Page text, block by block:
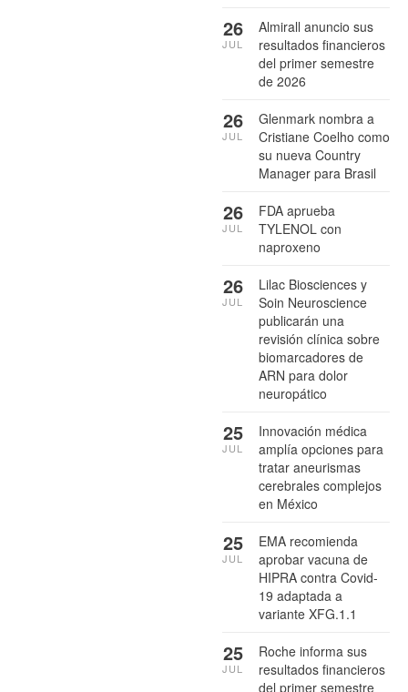
Almirall anuncio sus
resultados financieros
del primer semestre
de 2026
26
JUL
Glenmark nombra a
Cristiane Coelho como
su nueva Country
Manager para Brasil
26
JUL
FDA aprueba
TYLENOL con
naproxeno
26
JUL
Lilac Biosciences y
Soin Neuroscience
publicarán una
revisión clínica sobre
biomarcadores de
ARN para dolor
neuropático
26
JUL
Innovación médica
amplía opciones para
tratar aneurismas
cerebrales complejos
en México
25
JUL
EMA recomienda
aprobar vacuna de
HIPRA contra Covid-
19 adaptada a
variante XFG.1.1
25
JUL
Roche informa sus
resultados financieros
del primer semestre
25
JUL